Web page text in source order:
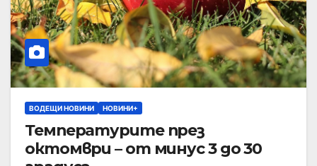
ВОДЕЩИ НОВИНИ НОВИНИ+
Температурите през
октомври – от минус 3 до 30